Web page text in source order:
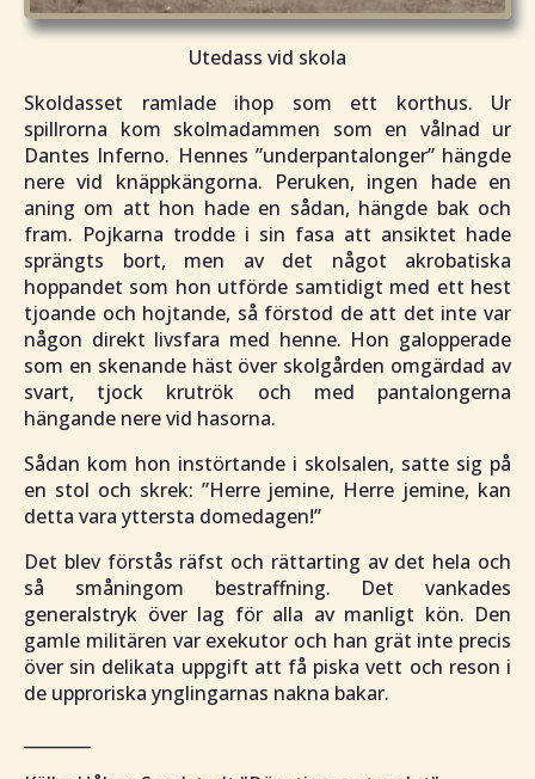
Utedass vid skola
Skoldasset ramlade ihop som ett korthus. Ur
spillrorna kom skolmadammen som en vålnad ur
Dantes Inferno. Hennes ”underpantalonger” hängde
nere vid knäppkängorna. Peruken, ingen hade en
aning om att hon hade en sådan, hängde bak och
fram. Pojkarna trodde i sin fasa att ansiktet hade
sprängts bort, men av det något akrobatiska
hoppandet som hon utförde samtidigt med ett hest
tjoande och hojtande, så förstod de att det inte var
någon direkt livsfara med henne. Hon galopperade
som en skenande häst över skolgården omgärdad av
svart, tjock krutrök och med pantalongerna
hängande nere vid hasorna.
Sådan kom hon instörtande i skolsalen, satte sig på
en stol och skrek: ”Herre jemine, Herre jemine, kan
detta vara yttersta domedagen!”
Det blev förstås räfst och rättarting av det hela och
så småningom bestraffning. Det vankades
generalstryk över lag för alla av manligt kön. Den
gamle militären var exekutor och han grät inte precis
över sin delikata uppgift att få piska vett och reson i
de upproriska ynglingarnas nakna bakar.